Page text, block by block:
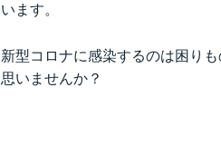
います。
新型コロナに感染するのは困り
思いませんか？